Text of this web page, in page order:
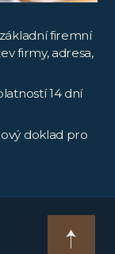
firemní
firmy, adresa,
14 dní
doklad pro